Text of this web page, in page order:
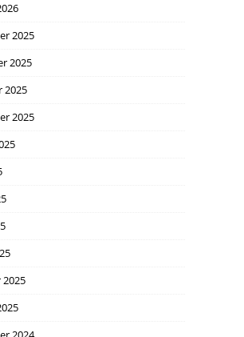
2025
2025
2025
2025